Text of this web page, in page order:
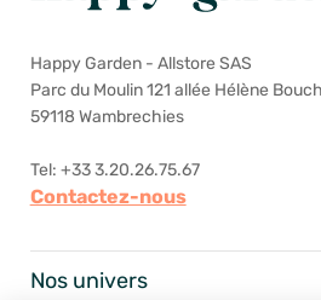
Happy Garden - Allstore SAS
Parc du Moulin 121 allée Hélène
59118 Wambrechies
Tel: +33 3.20.26.75.67
Contactez-nous
Nos univers